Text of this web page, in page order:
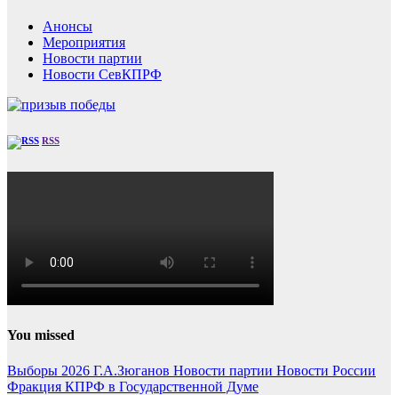
Анонсы
Мероприятия
Новости партии
Новости СевКПРФ
RSS
You missed
Выборы 2026 Г.А.Зюганов Новости партии Новости России
Фракция КПРФ в Государственной Думе